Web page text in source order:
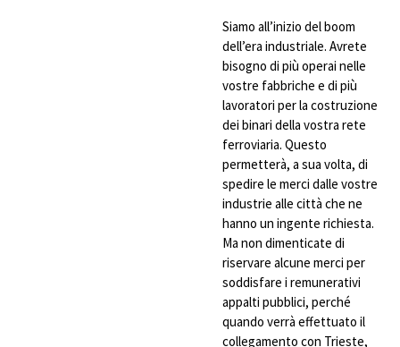
Siamo all’inizio del boom
dell’era industriale. Avrete
bisogno di più operai nelle
vostre fabbriche e di più
lavoratori per la costruzione
dei binari della vostra rete
ferroviaria. Questo
permetterà, a sua volta, di
spedire le merci dalle vostre
industrie alle città che ne
hanno un ingente richiesta.
Ma non dimenticate di
riservare alcune merci per
soddisfare i remunerativi
appalti pubblici, perché
quando verrà effettuato il
collegamento con Trieste,